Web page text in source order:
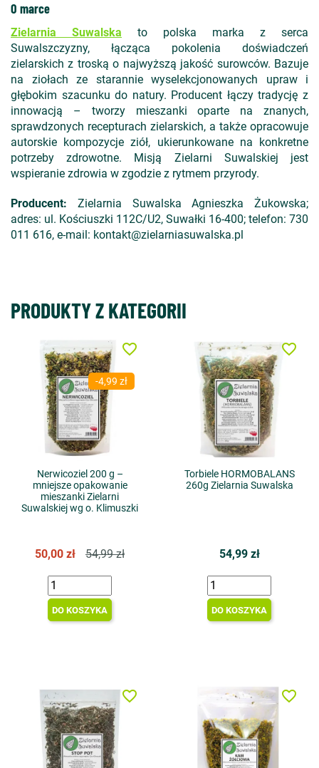
O marce
Zielarnia Suwalska to polska marka z serca
Suwalszczyzny, łącząca pokolenia doświadczeń
zielarskich z troską o najwyższą jakość surowców. Bazuje
na ziołach ze starannie wyselekcjonowanych upraw i
głębokim szacunku do natury. Producent łączy tradycję z
innowacją – tworzy mieszanki oparte na znanych,
sprawdzonych recepturach zielarskich, a także opracowuje
autorskie kompozycje ziół, ukierunkowane na konkretne
potrzeby zdrowotne. Misją Zielarni Suwalskiej jest
wspieranie zdrowia w zgodzie z rytmem przyrody.
Producent: Zielarnia Suwalska Agnieszka Żukowska;
adres: ul. Kościuszki 112C/U2, Suwałki 16-400; telefon: 730
011 616, e-mail: kontakt@zielarniasuwalska.pl
PRODUKTY Z KATEGORII
-4,99 zł
Nerwicoziel 200 g –
mniejsze opakowanie
mieszanki Zielarni
Suwalskiej wg o. Klimuszki
50,00 zł 54,99 zł
DO KOSZYKA
favorite_border
Torbiele HORMOBALANS
260g Zielarnia Suwalska
54,99 zł
DO KOSZYKA
favorite_border
favorite_border favorite_border